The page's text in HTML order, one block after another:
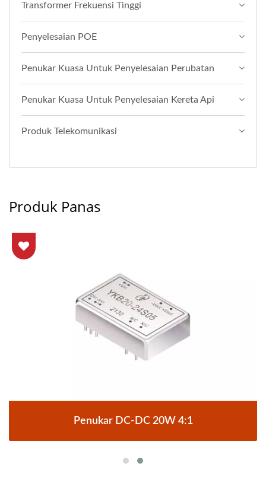
Transformer Frekuensi Tinggi
Penyelesaian POE
Penukar Kuasa Untuk Penyelesaian Perubatan
Penukar Kuasa Untuk Penyelesaian Kereta Api
Produk Telekomunikasi
Produk Panas
Penukar DC-DC 20W 4:1